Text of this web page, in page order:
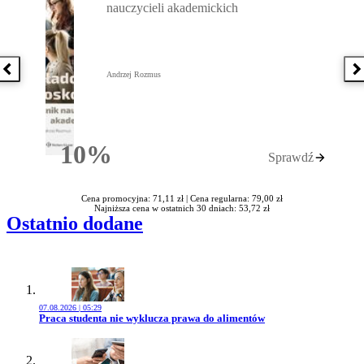
Poprzednia książka
10%Rabatu
nauczycieli akademickich
Andrzej Rozmus
Sprawdź
Cena promocyjna: 71,11 zł | Cena regularna: 79,00 zł
Najniższa cena w ostatnich 30 dniach: 53,72 zł
Ostatnio dodane
07.08.2026 | 05:29
Przejdź do artykułu:
Praca studenta nie wyklucza prawa do alimentów